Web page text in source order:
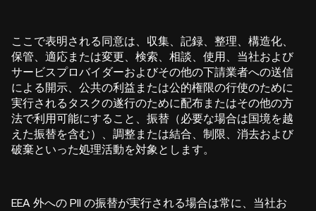
ここで表明される同意は、収集、記録、整理、構造化、
保管、適応または変更、検索、相談、使用、当社および
サービスプロバイダーおよびその他の下請業者への送信
による開示、公共の利益または公的権限の行使のために
実行されるタスクの遂行のために配布またはその他の方
法で利用可能にすること、振替（必要な場合は国境を越
えた振替を含む）、調整または結合、制限、消去および
破棄といった処理活動を対象とします。
EEA 外への PII の振替が実行される場合は常に、当社お